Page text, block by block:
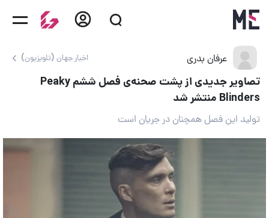
عرفان بدری اخبار جهان (تلویزیون)
تصاویر جدیدی از پشت صحنه‌ی فصل ششم Peaky
Blinders منتشر شد
تولید این فصل همچنان در جریان است